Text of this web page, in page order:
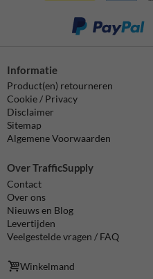
Informatie
Product(en) retourneren
Cookie / Privacy
Disclaimer
Sitemap
Algemene Voorwaarden
Over TrafficSupply
Contact
Over ons
Nieuws en Blog
Levertijden
Veelgestelde vragen / FAQ
Winkelmand